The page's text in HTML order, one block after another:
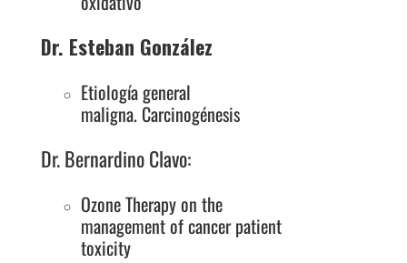
Dr. Esteban González
Etiología general
maligna. Carcinogénesis
Dr. Bernardino Clavo:
Ozone Therapy on the
management of cancer patient
toxicity